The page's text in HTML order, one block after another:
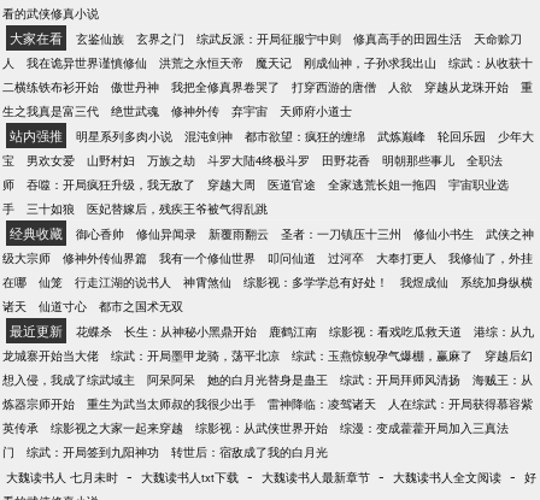
看的武侠修真小说
大家在看 玄鉴仙族 玄界之门 综武反派：开局征服宁中则 修真高手的田园生活
天命赊刀
人
我在诡异世界谨慎修仙 洪荒之永恒天帝 魔天记 刚成仙神，子孙求我出山
综武：从收获十
二横练铁布衫开始
傲世丹神 我把全修真界卷哭了 打穿西游的唐僧 人欲 穿越从龙珠开始
重
生之我真是富三代
绝世武魂 修神外传 弃宇宙 天师府小道士
站内强推 明星系列多肉小说 混沌剑神 都市欲望：疯狂的缠绵 武炼巅峰 轮回乐园
少年大
宝
男欢女爱 山野村妇 万族之劫 斗罗大陆4终极斗罗 田野花香 明朝那些事儿
全职法
师
吞噬：开局疯狂升级，我无敌了 穿越大周 医道官途 全家逃荒长姐一拖四
宇宙职业选
手
三十如狼 医妃替嫁后，残疾王爷被气得乱跳
经典收藏 御心香帅 修仙异闻录 新覆雨翻云 圣者：一刀镇压十三州 修仙小书生
武侠之神
级大宗师
修神外传仙界篇 我有一个修仙世界 叩问仙道 过河卒 大奉打更人
我修仙了，外挂
在哪
仙笼 行走江湖的说书人 神霄煞仙 综影视：多学学总有好处！ 我煜成仙
系统加身纵横
诸天
仙道寸心 都市之国术无双
最近更新 花蝶杀 长生：从神秘小黑鼎开始 鹿鹤江南 综影视：看戏吃瓜救天道
港综：从九
龙城寨开始当大佬
综武：开局墨甲龙骑，荡平北凉 综武：玉燕惊鲵孕气爆棚，赢麻了
穿越后幻
想入侵，我成了综武域主
阿呆阿呆 她的白月光替身是蛊王 综武：开局拜师风清扬
海贼王：从
炼器宗师开始
重生为武当太师叔的我很少出手 雷神降临：凌驾诸天
人在综武：开局获得慕容紫
英传承
综影视之大家一起来穿越 综影视：从武侠世界开始
综漫：变成藿藿开局加入三真法
门
综武：开局签到九阳神功
转世后：宿敌成了我的白月光
大魏读书人 七月未时 - 大魏读书人txt下载 - 大魏读书人最新章节 - 大魏读书人全文阅读 - 好